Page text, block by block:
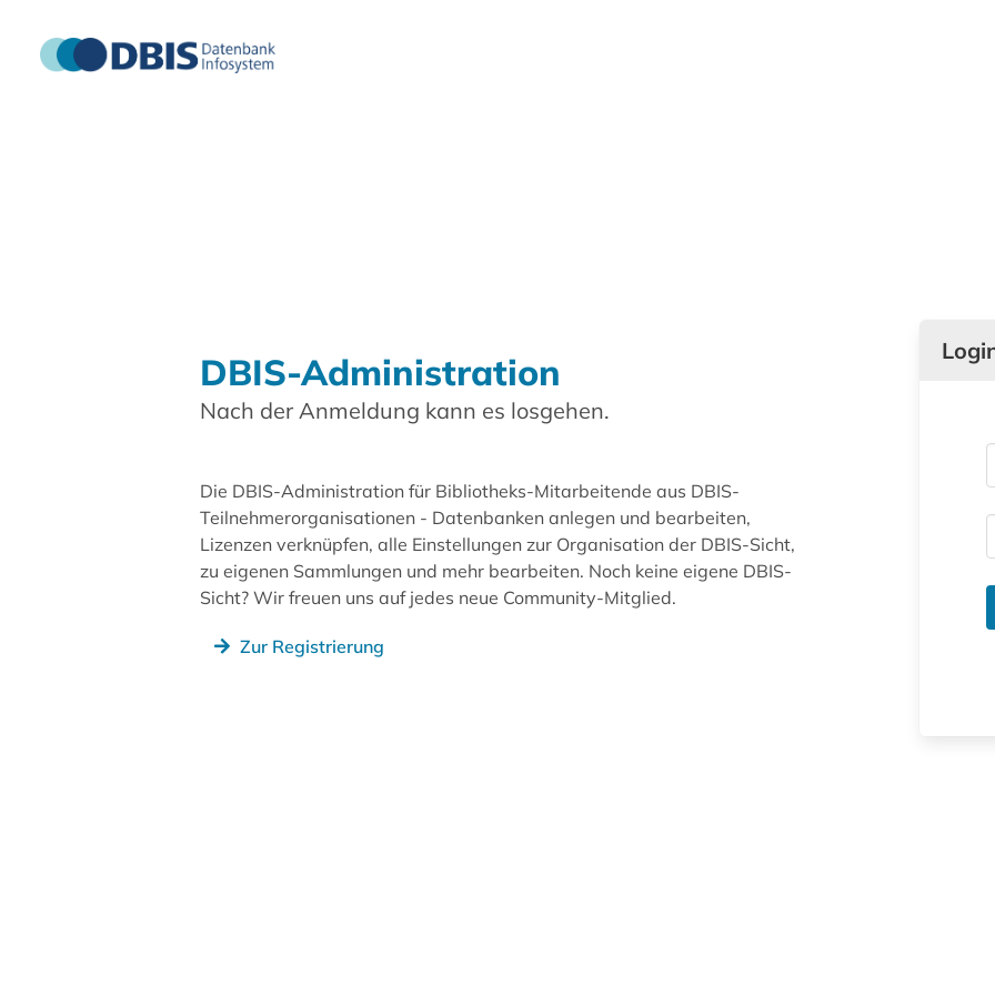
DBIS-Administration
Nach der Anmeldung kann es losgehen.
Die DBIS-Administration für Bibliotheks-Mitarbeitende aus DBIS-
Teilnehmerorganisationen - Datenbanken anlegen und bearbeiten,
Lizenzen verknüpfen, alle Einstellungen zur Organisation der DBIS-Sicht,
zu eigenen Sammlungen und mehr bearbeiten. Noch keine eigene DBIS-
Sicht? Wir freuen uns auf jedes neue Community-Mitglied.
Zur Registrierung